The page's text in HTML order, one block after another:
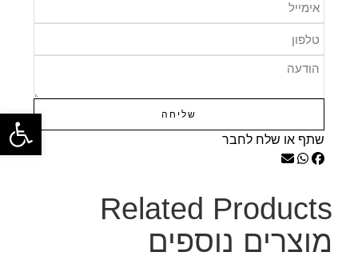
שליחה
שתף או שלח לחבר
Related Products
מוצרים נוספים